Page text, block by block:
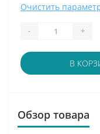
Очистить
- +
В
Обзор товара